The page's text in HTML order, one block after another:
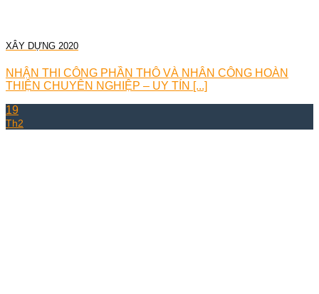
XÂY DỰNG 2020
NHẬN THI CÔNG PHẦN THÔ VÀ NHÂN CÔNG HOÀN
THIỆN CHUYÊN NGHIỆP – UY TÍN [...]
19
Th2